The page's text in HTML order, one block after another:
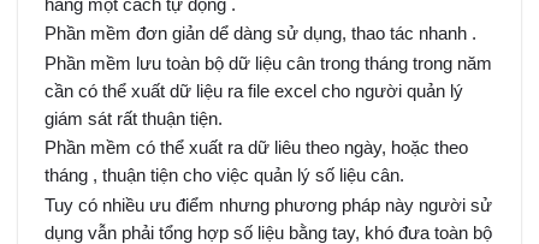
hàng một cách tự động .
Phần mềm đơn giản dể dàng sử dụng, thao tác nhanh .
Phần mềm lưu toàn bộ dữ liệu cân trong tháng trong năm
cần có thể xuất dữ liệu ra file excel cho người quản lý
giám sát rất thuận tiện.
Phần mềm có thể xuất ra dữ liêu theo ngày, hoặc theo
tháng , thuận tiện cho việc quản lý số liệu cân.
Tuy có nhiều ưu điểm nhưng phương pháp này người sử
dụng vẫn phải tổng hợp số liệu bằng tay, khó đưa toàn bộ